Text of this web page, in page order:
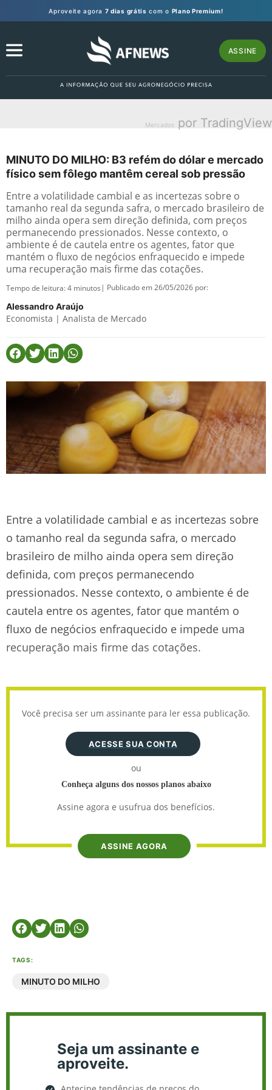
Aproveite agora 7 dias grátis com o Plano Premium!
ASSINE
Mercados por TradingView
MINUTO DO MILHO: B3 refém do dólar e mercado
físico sem fôlego mantêm cereal sob pressão
Entre a volatilidade cambial e as incertezas sobre o
tamanho real da segunda safra, o mercado brasileiro de
milho ainda opera sem direção definida, com preços
permanecendo pressionados. Nesse contexto, o
ambiente é de cautela entre os agentes, fator que
mantém o fluxo de negócios enfraquecido e impede
uma recuperação mais firme das cotações.
Tempo de leitura:4 minutos | Publicado em 26/05/2026 por:
Alessandro Araújo
Economista | Analista de Mercado
Entre a volatilidade cambial e as incertezas sobre
o tamanho real da segunda safra, o mercado
brasileiro de milho ainda opera sem direção
definida, com preços permanecendo
pressionados. Nesse contexto, o ambiente é de
cautela entre os agentes, fator que mantém o
fluxo de negócios enfraquecido e impede uma
recuperação mais firme das cotações.
Você precisa ser um assinante para ler essa publicação.
ACESSE SUA CONTA
ou
Conheça alguns dos nossos planos abaixo
Assine agora e usufrua dos benefícios.
ASSINE AGORA
TAGS:
MINUTO DO MILHO
Seja um assinante e
aproveite.